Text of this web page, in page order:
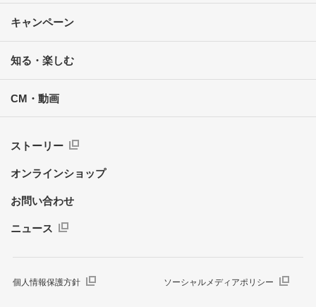
キャンペーン
知る・楽しむ
CM・動画
ストーリー
オンラインショップ
お問い合わせ
ニュース
個人情報保護方針 ソーシャルメディアポリシー